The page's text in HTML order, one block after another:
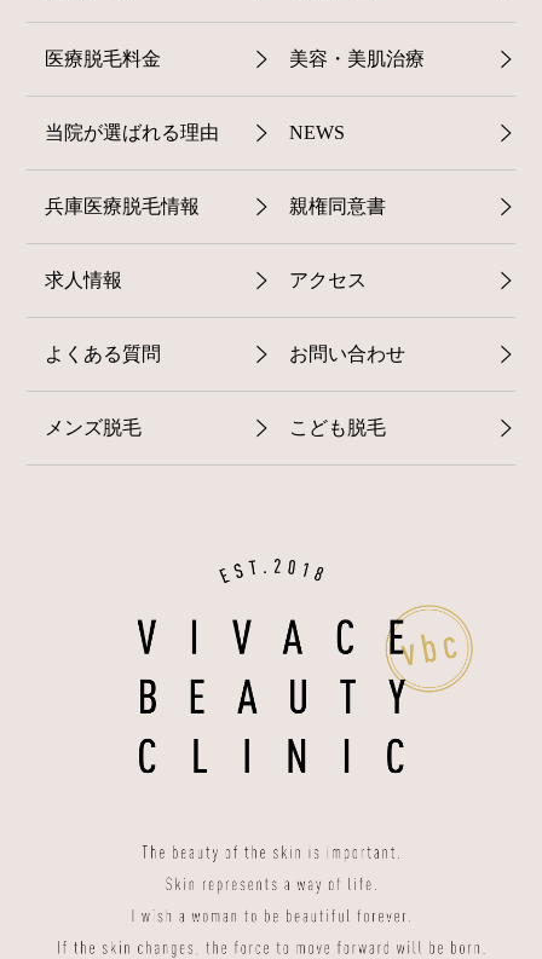
医療脱毛料金 美容・美肌治療
当院が選ばれる理由 NEWS
兵庫医療脱毛情報 親権同意書
求人情報 アクセス
よくある質問 お問い合わせ
メンズ脱毛 こども脱毛